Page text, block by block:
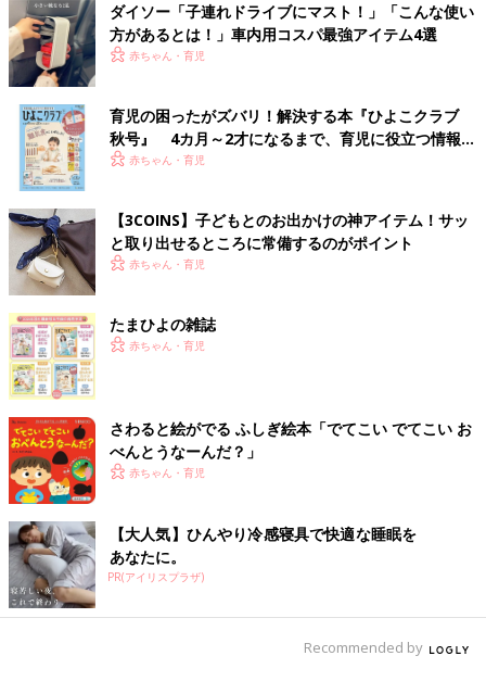
ダイソー「子連れドライブにマスト！」「こんな使い
方があるとは！」車内用コスパ最強アイテム4選
赤ちゃん・育児
育児の困ったがズバリ！解決する本『ひよこクラブ
秋号』 4カ月～2才になるまで、育児に役立つ情報が
いっぱい！
赤ちゃん・育児
【3COINS】子どもとのお出かけの神アイテム！サッ
と取り出せるところに常備するのがポイント
赤ちゃん・育児
たまひよの雑誌
赤ちゃん・育児
さわると絵がでる ふしぎ絵本「でてこい でてこい お
べんとうなーんだ？」
赤ちゃん・育児
【大人気】ひんやり冷感寝具で快適な睡眠を
あなたに。
PR(アイリスプラザ)
Recommended by